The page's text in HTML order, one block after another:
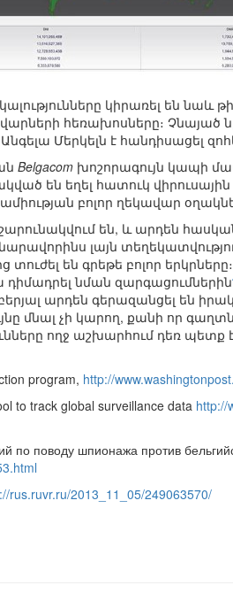
կիրառել են նաև
հեռախոսները։
Մերկելն է հանդիսացել
Belgacom խոշորագույն կապի
են եղել հատուկ
բոլոր ղեկավար
են, և արդեն
լայն
տուժել են գրեթե բոլոր
նման զարգացումներին
արդեն գերազանցել են
մնալ չի կարող, քանի որ
ողջ աշխարհում դեռ
program, http://
to track global surveillance data http://
по поводу шпионажа против
rus.ruvr.ru/2013_11_05/249063570/